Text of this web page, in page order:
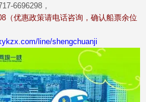
6696298，
（优惠政策请电话咨询，确认船票余位
line/shengchuanji